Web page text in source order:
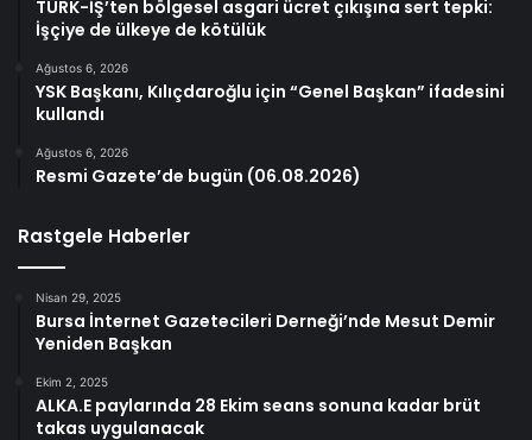
TÜRK-İŞ’ten bölgesel asgari ücret çıkışına sert tepki:
İşçiye de ülkeye de kötülük
Ağustos 6, 2026
YSK Başkanı, Kılıçdaroğlu için “Genel Başkan” ifadesini
kullandı
Ağustos 6, 2026
Resmi Gazete’de bugün (06.08.2026)
Rastgele Haberler
Nisan 29, 2025
Bursa İnternet Gazetecileri Derneği’nde Mesut Demir
Yeniden Başkan
Ekim 2, 2025
ALKA.E paylarında 28 Ekim seans sonuna kadar brüt
takas uygulanacak